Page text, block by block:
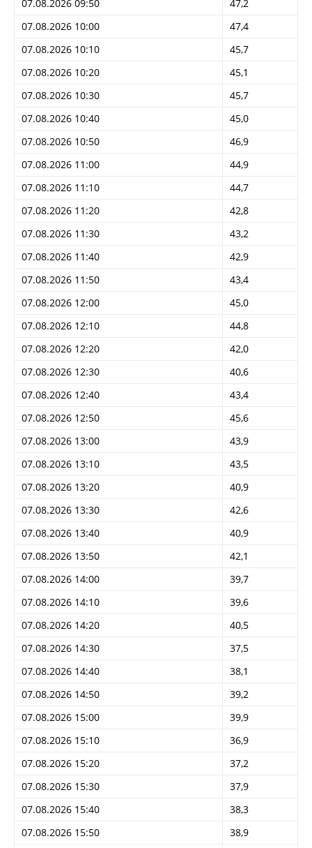
07.08.2026 09:50
47,2
07.08.2026 10:00
47,4
07.08.2026 10:10
45,7
07.08.2026 10:20
45,1
07.08.2026 10:30
45,7
07.08.2026 10:40
45,0
07.08.2026 10:50
46,9
07.08.2026 11:00
44,9
07.08.2026 11:10
44,7
07.08.2026 11:20
42,8
07.08.2026 11:30
43,2
07.08.2026 11:40
42,9
07.08.2026 11:50
43,4
07.08.2026 12:00
45,0
07.08.2026 12:10
44,8
07.08.2026 12:20
42,0
07.08.2026 12:30
40,6
07.08.2026 12:40
43,4
07.08.2026 12:50
45,6
07.08.2026 13:00
43,9
07.08.2026 13:10
43,5
07.08.2026 13:20
40,9
07.08.2026 13:30
42,6
07.08.2026 13:40
40,9
07.08.2026 13:50
42,1
07.08.2026 14:00
39,7
07.08.2026 14:10
39,6
07.08.2026 14:20
40,5
07.08.2026 14:30
37,5
07.08.2026 14:40
38,1
07.08.2026 14:50
39,2
07.08.2026 15:00
39,9
07.08.2026 15:10
36,9
07.08.2026 15:20
37,2
07.08.2026 15:30
37,9
07.08.2026 15:40
38,3
07.08.2026 15:50
38,9